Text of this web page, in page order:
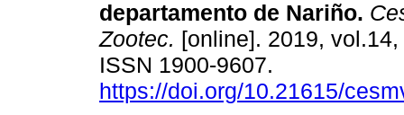
departamento de Nariño.
Zootec. [online]. 2019,
ISSN 1900-9607.
https://doi.org/10.21615/